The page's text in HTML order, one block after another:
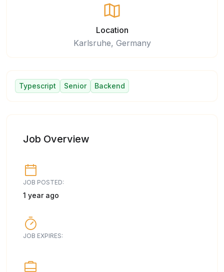
Location
Karlsruhe, Germany
Typescript Senior Backend
Job Overview
JOB POSTED:
1 year ago
JOB EXPIRES: